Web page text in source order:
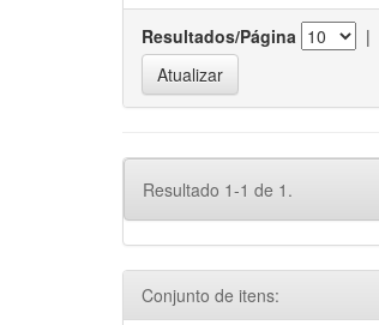
Resultados/Página |
Resultado 1-1 de 1.
Conjunto de itens: